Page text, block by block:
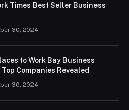
Times Best Seller Business
30, 2024
to Work Bay Business
Companies Revealed
30, 2024